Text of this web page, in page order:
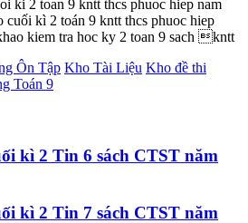
ki 2 toan 9 kntt thcs phuoc hiep nam
cuối kì 2 toán 9 kntt thcs phuoc hiep
kiem tra hoc ky 2 toan 9 sach kntt
Ôn Tập Kho Tài Liệu Kho đề thi
Toán 9
kì 2 Tin 6 sách CTST năm
kì 2 Tin 7 sách CTST năm